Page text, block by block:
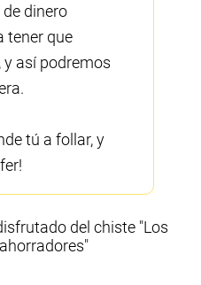
dinero
tener que
y así podremos
tú a follar, y
del chiste "Los